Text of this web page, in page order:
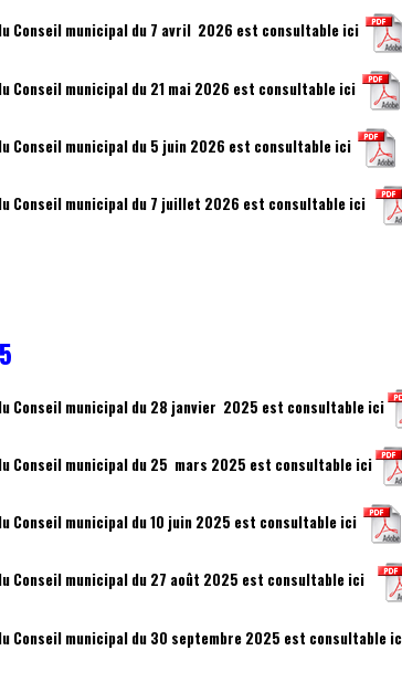
Conseil municipal du 7 avril 2026 est consultable ici
Conseil municipal du 21 mai 2026 est consultable ici
Conseil municipal du 5 juin 2026 est consultable ici
Conseil municipal du 7 juillet 2026 est consultable ici
Conseil municipal du 28 janvier 2025 est consultable ici
Conseil municipal du 25 mars 2025 est consultable ici
Conseil municipal du 10 juin 2025 est consultable ici
Conseil municipal du 27 août 2025 est consultable ici
Conseil municipal du 30 septembre 2025 est consultable